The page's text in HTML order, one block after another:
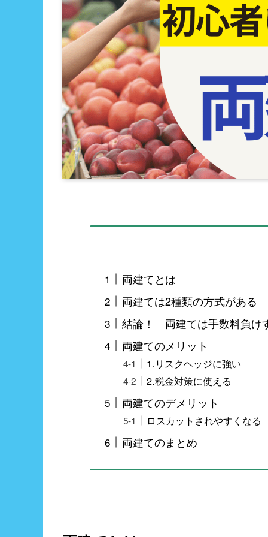
両建てとは
両建ては2種類の方式がある
結論！ 両建ては手数料負け
両建てのメリット
1.リスクヘッジに強い
2.税金対策に使える
両建てのデメリット
ロスカットされやすくなる
両建てのまとめ